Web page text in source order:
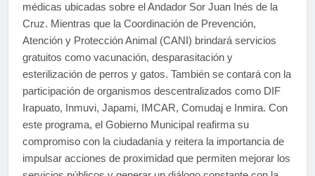
médicas ubicadas sobre el Andador Sor Juan Inés de la
Cruz. Mientras que la Coordinación de Prevención,
Atención y Protección Animal (CANI) brindará servicios
gratuitos como vacunación, desparasitación y
esterilización de perros y gatos. También se contará con la
participación de organismos descentralizados como DIF
Irapuato, Inmuvi, Japami, IMCAR, Comudaj e Inmira. Con
este programa, el Gobierno Municipal reafirma su
compromiso con la ciudadanía y reitera la importancia de
impulsar acciones de proximidad que permiten mejorar los